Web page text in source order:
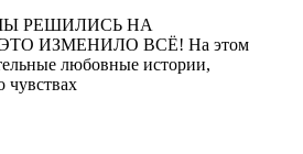
РЕШИЛИСЬ НА
ИЗМЕНИЛО ВСЁ! На этом
любовные истории,
чувствах